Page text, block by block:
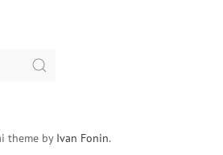
theme by Ivan Fonin.